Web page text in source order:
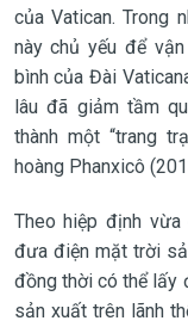
của Vatican. Trong
này chủ yếu để
bình của Đài
lâu đã giảm tầm
thành một “trang
hoàng Phanxicô
Theo hiệp định
đưa điện mặt trời
đồng thời có thể lấy
sản xuất trên lãnh